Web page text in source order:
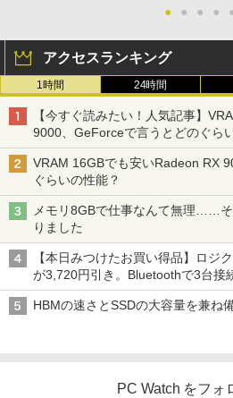
￥2,750
[新品]ブラック
全巻セット
￥18,788
[9月上旬より
UNTER ハン
￥19,096
天は赤い河の
￥19,500
● ● ● ●
アクセスランキング
1時間 24時間
【今すぐ読みたい！人気記事】
9000、GeForceで言うとどのぐら
VRAM 16GBでも安いRadeon RX
ぐらいの性能？
メモリ8GBで仕事なんて無理……
りました
【本日みつけたお買い得品】ロジ
が3,720円引き。Bluetoothで3台接
HBMの速さとSSDの大容量を兼ね
PC Watch をフォ